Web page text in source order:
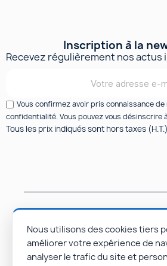
Inscription à la
Recevez régulièrement nos actus
Vous confirmez avoir pris connaissance
confidentialité. Vous pouvez vous désinscrire
Tous les prix indiqués sont hors taxes
Suivez-nous sur
sociaux
Nous utilisons des cookies tiers
améliorer votre expérience de
analyser le trafic du site et